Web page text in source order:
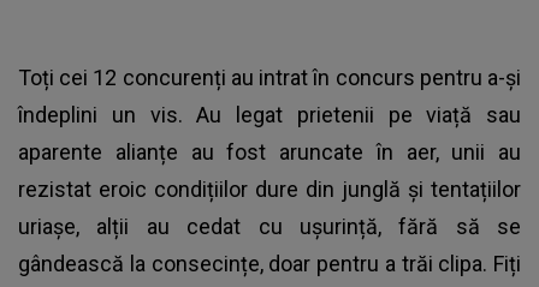
Toți cei 12 concurenți au intrat în concurs pentru a-și
îndeplini un vis. Au legat prietenii pe viață sau
aparente alianțe au fost aruncate în aer, unii au
rezistat eroic condițiilor dure din junglă și tentațiilor
uriașe, alții au cedat cu ușurință, fără să se
gândească la consecințe, doar pentru a trăi clipa. Fiți